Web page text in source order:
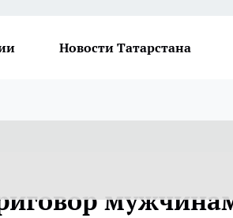
Новости Татарстана